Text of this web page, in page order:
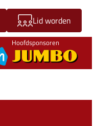
Lid worden
Hoofdsponsoren